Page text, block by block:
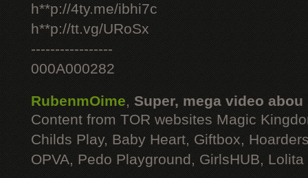
h**p://4ty.me/ibhi7c
h**p://tt.vg/URoSx
-----------------
000A000282
RubenmOime, Super, mega video abou
Content from TOR websites Magic
Childs Play, Baby Heart, Giftbox,
OPVA, Pedo Playground, GirlsHUB, Lolita